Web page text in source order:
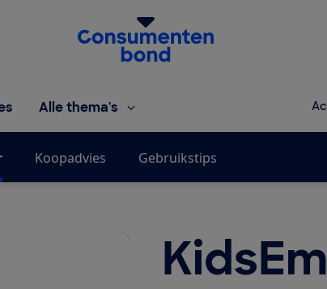
Homepage van de Consumentenbond
Alle thema's
Koopadvies Gebruikstips